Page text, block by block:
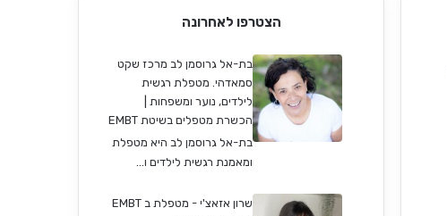
הצטרפו לאחרונה
בת-אל גרוסמן לב מרכז שקט
סמאדהי. מטפלת רגשית
לילדים, נוער ומשפחות |
הכשרת מטפלים בשיטת EMBT
בת-אל גרוסמן לב היא מטפלת
ומאמנת רגשית לילדים ו...
שרון אזאצ'י - מטפלת ב EMBT